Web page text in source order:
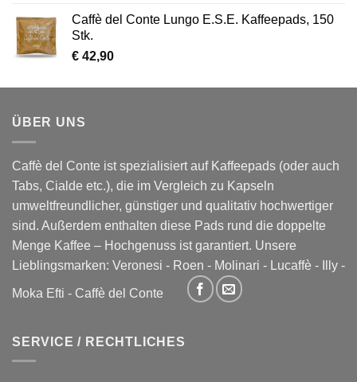
Caffè del Conte Lungo E.S.E. Kaffeepads, 150
Stk.
€ 42,90
ÜBER UNS
Caffè del Conte ist spezialisiert auf Kaffeepads (oder auch
Tabs, Cialde etc.), die im Vergleich zu Kapseln
umweltfreundlicher, günstiger und qualitativ hochwertiger
sind. Außerdem enthalten diese Pads rund die doppelte
Menge Kaffee – Hochgenuss ist garantiert. Unsere
Lieblingsmarken: Veronesi - Roen - Molinari - Lucaffè - Illy -
Moka Efti - Caffè del Conte
SERVICE / RECHTLICHES